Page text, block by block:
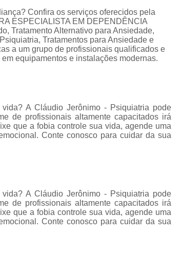
Tratamento para
Tratamento para Ansiedade São
Tratamento
Tratamento para
Tratamento
Tratamento de
Tratamento de
Tratamento de
Tratamento
Tratamento para
Tratamento para
Confira os serviços oferecidos pela
ESPECIALISTA EM DEPENDÊNCIA
Tratamento Alternativo para Ansiedade,
Tratamentos para Ansiedade e
a um grupo de profissionais qualificados e
equipamentos e instalações modernas.
A Cláudio Jerônimo - Psiquiatria pode
de profissionais altamente capacitados irá
que a fobia controle sua vida, agende uma
Conte conosco para cuidar da sua
A Cláudio Jerônimo - Psiquiatria pode
de profissionais altamente capacitados irá
que a fobia controle sua vida, agende uma
Conte conosco para cuidar da sua